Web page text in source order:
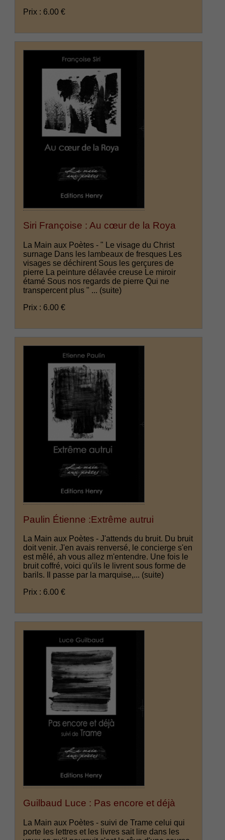
Prix : 6.00 €
Siri Françoise : Au cœur de la Roya
La Main aux Poètes - " Le visage du Christ
surnage Dans les lambeaux de fresques Les
visages se déchirent Sous les gerçures de
pierre La peinture délavée creuse Le miroir
étamé Sous nos regards de pierre Qui ne
transpercent plus " ... (suite)
Prix : 6.00 €
Paulin Étienne :Extrême autrui
La Main aux Poètes - J'attends du bruit. Du bruit
doit venir. J'en avais renversé, le concierge s'en
est mêlé, ah vous allez m'entendre. Une fois le
bruit coffré, voici qu'ils le livrent sous forme de
barils. Il passe par la marquise,... (suite)
Prix : 6.00 €
Guilbaud Luce : Pas encore et déjà
La Main aux Poètes - suivi de Trame celui qui
porte les lettres et les livres sait lire dans les